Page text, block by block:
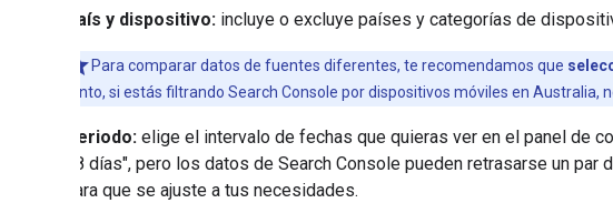
País y dispositivo: incluye o excluye países y categorías de
Para comparar datos de fuentes diferentes, te recomendamos que
tanto, si estás filtrando Search Console por dispositivos móviles en
Periodo: elige el intervalo de fechas que quieras ver en el panel de
28 días", pero los datos de Search Console pueden retrasarse un
para que se ajuste a tus necesidades.